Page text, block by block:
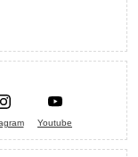
Youtube